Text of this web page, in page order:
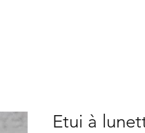
Etui à